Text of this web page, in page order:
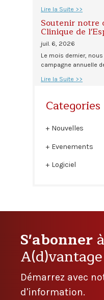
Lire la Suite >>
Soutenir notre
Clinique de
juil. 6, 2026
Le mois dernier,
campagne annuelle
Lire la Suite >>
Categories
Nouvelles
Evenements
Logiciel
S'abonner
A(d)vantage
Démarrez avec
d'information.